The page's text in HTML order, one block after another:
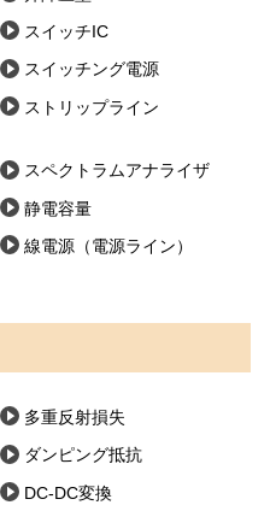
スイッチIC
スイッチング電源
ストリップライン
スペクトラムアナライザ
静電容量
線電源（電源ライン）
多重反射損失
ダンピング抵抗
DC-DC変換